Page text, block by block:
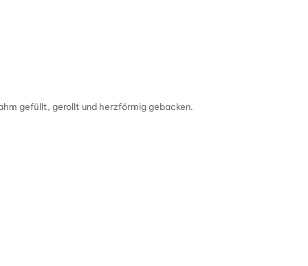
gefüllt, gerollt und herzförmig gebacken.